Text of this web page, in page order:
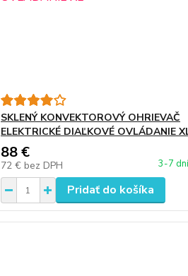
SKLENÝ KONVEKTOROVÝ OHRIEVAČ
ELEKTRICKÉ DIAĽKOVÉ OVLÁDANIE
88 €
72 € bez DPH 3-7
Pridať do košíka